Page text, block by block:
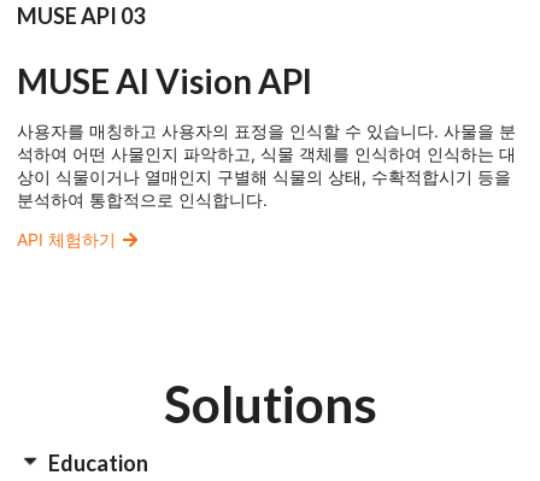
MUSE API 03
MUSE AI Vision API
사용자를 매칭하고 사용자의 표정을 인식할 수 있습니다. 사물을 분
석하여 어떤 사물인지 파악하고, 식물 객체를 인식하여 인식하는 대
상이 식물이거나 열매인지 구별해 식물의 상태, 수확적합시기 등을
분석하여 통합적으로 인식합니다.
API 체험하기
Solutions
Education